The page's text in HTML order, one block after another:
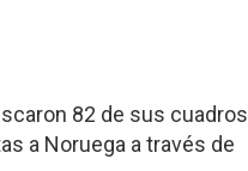
82 de sus cuadros
a Noruega a través de